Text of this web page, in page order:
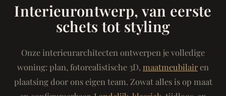
Interieurontwerp, van eerste
schets tot styling
Onze interieurarchitecten ontwerpen je volledige
woning: plan, fotorealistische 3D, maatmeubilairen
plaatsing door ons eigen team. Zowat alles is op maat